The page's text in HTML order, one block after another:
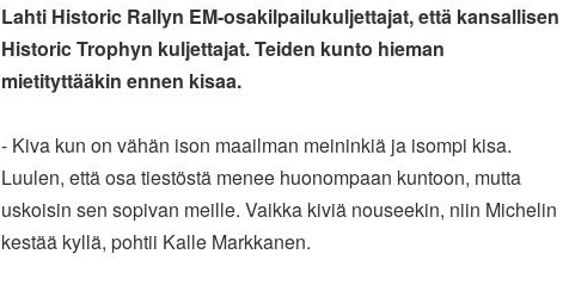
Lahti Historic Rallyn EM-osakilpailukuljettajat, että kansallisen
Historic Trophyn kuljettajat. Teiden kunto hieman
mietityttääkin ennen kisaa.
- Kiva kun on vähän ison maailman meininkiä ja isompi kisa.
Luulen, että osa tiestöstä menee huonompaan kuntoon, mutta
uskoisin sen sopivan meille. Vaikka kiviä nouseekin, niin Michelin
kestää kyllä, pohtii Kalle Markkanen.